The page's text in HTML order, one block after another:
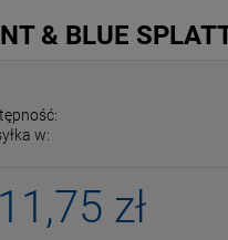
& BLUE
w:
zł